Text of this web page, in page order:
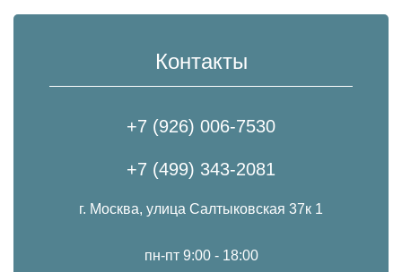
Контакты
+7 (926) 006-7530
+7 (499) 343-2081
г. Москва, улица Салтыковская 37к 1
пн-пт 9:00 - 18:00